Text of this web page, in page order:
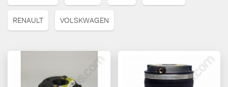
RENAULT VOLSKWAGEN